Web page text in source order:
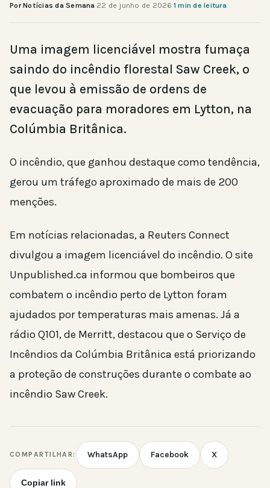
Por Notícias da Semana·22 de junho de 2026·1 min de leitura
Uma imagem licenciável mostra fumaça
saindo do incêndio florestal Saw Creek, o
que levou à emissão de ordens de
evacuação para moradores em Lytton, na
Colúmbia Britânica.
O incêndio, que ganhou destaque como tendência,
gerou um tráfego aproximado de mais de 200
menções.
Em notícias relacionadas, a Reuters Connect
divulgou a imagem licenciável do incêndio. O site
Unpublished.ca informou que bombeiros que
combatem o incêndio perto de Lytton foram
ajudados por temperaturas mais amenas. Já a
rádio Q101, de Merritt, destacou que o Serviço de
Incêndios da Colúmbia Britânica está priorizando
a proteção de construções durante o combate ao
incêndio Saw Creek.
COMPARTILHAR: WhatsApp Facebook X
Copiar link